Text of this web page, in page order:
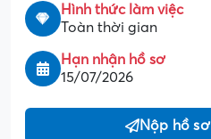
Hình thức làm việc
Toàn thời gian
Hạn nhận hồ sơ
15/07/2026
Nộp hồ sơ